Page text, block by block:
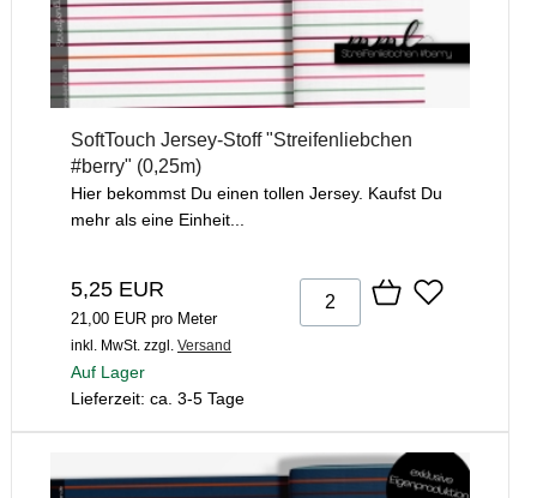
SoftTouch Jersey-Stoff "Streifenliebchen
#berry" (0,25m)
Hier bekommst Du einen tollen Jersey. Kaufst Du
mehr als eine Einheit...
5,25 EUR
21,00 EUR pro Meter
inkl. MwSt. zzgl. Versand
Auf Lager
Lieferzeit: ca. 3-5 Tage